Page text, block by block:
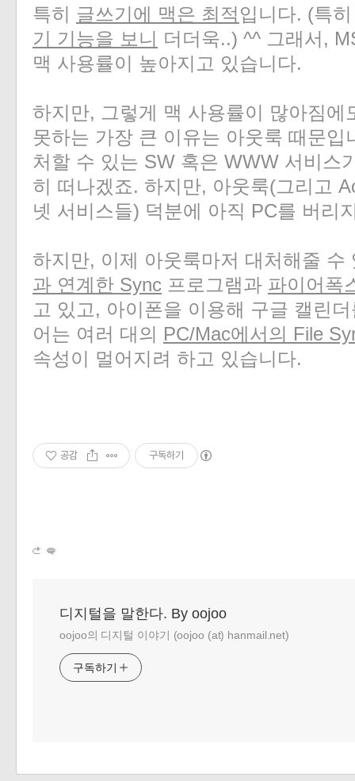
특히 글쓰기에 맥은 최적입니다. (특
기 기능을 보니
더더욱..) ^^ 그래서,
맥 사용률이 높아지고 있습니다.
하지만, 그렇게 맥 사용률이 많아짐에
못하는 가장 큰 이유는 아웃룩 때문입
처할 수 있는 SW 혹은 WWW 서비스
히 떠나겠죠. 하지만, 아웃룩(그리고
넷 서비스들) 덕분에 아직 PC를 버리
하지만, 이제 아웃룩마저 대처해줄
과 연계한 Sync 프로그램과 파이어폭
고 있고, 아이폰을 이용해 구글 캘린
어는 여러 대의 PC/Mac에서의 File
속성이 멀어지려 하고 있습니다.
공감 구독하기
디지털을 말한다. By oojoo
oojoo의 디지털 이야기 (oojoo (at) hanmail.net)
구독하기